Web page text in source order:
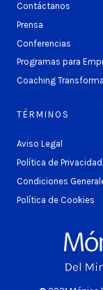
Contáctanos
Prensa
Conferencias
Programas para
Coaching
TÉRMINOS
Aviso Legal
Política de Privacidad
Condiciones
Política de Cookies